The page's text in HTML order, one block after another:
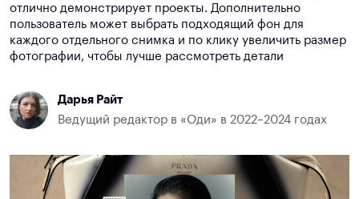
отлично демонстрирует проекты. Дополнительно
пользователь может выбрать подходящий фон для
каждого отдельного снимка и по клику увеличить размер
фотографии, чтобы лучше рассмотреть детали
Дарья Райт
Ведущий редактор в «Оди» в 2022–2024 годах